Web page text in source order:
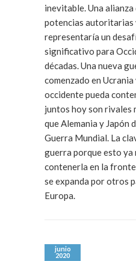
inevitable. Una
potencias autoritarias
representaría un
significativo para
décadas. Una nueva
comenzado en
occidente pueda
juntos hoy son rivales
que Alemania y Japón
Guerra Mundial. La
guerra porque esto ya
contenerla en la
se expanda por otros
Europa.
junio
2020